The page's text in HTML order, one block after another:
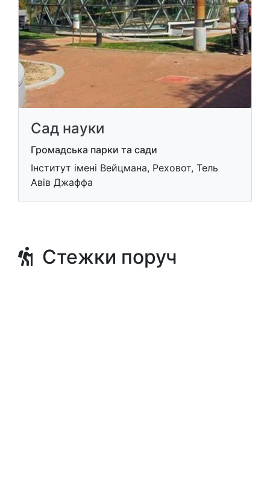
Сад науки
Громадська парки та сади
Інститут імені Вейцмана, Реховот, Тель
Авів Джаффа
Стежки поруч